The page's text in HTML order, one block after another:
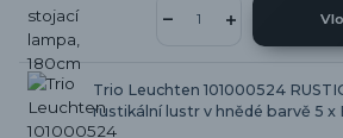
Trio Leuchten 101000524
rustikální lustr v hnědé barvě 5 x